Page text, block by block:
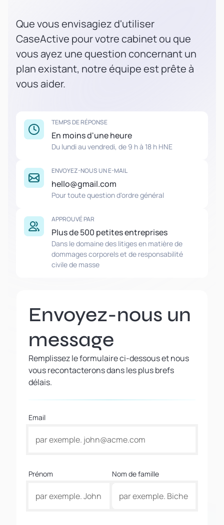
Que vous envisagiez d'utiliser
CaseActive pour votre cabinet ou que
vous ayez une question concernant un
plan existant, notre équipe est prête à
vous aider.
TEMPS DE RÉPONSE
En moins d'une heure
Du lundi au vendredi, de 9 h à 18 h HNE
ENVOYEZ-NOUS UN E-MAIL
hello@gmail.com
Pour toute question d'ordre général
APPROUVÉ PAR
Plus de 500 petites entreprises
Dans le domaine des litiges en matière de
dommages corporels et de responsabilité
civile de masse
Envoyez-nous un
message
Remplissez le formulaire ci-dessous et nous
vous recontacterons dans les plus brefs
délais.
Email
Prénom Nom de famille